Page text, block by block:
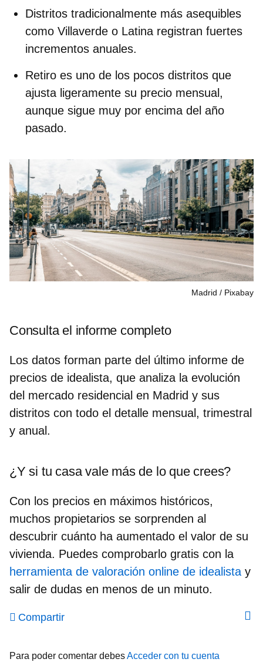
Distritos tradicionalmente más asequibles
como Villaverde o Latina registran fuertes
incrementos anuales.
Retiro es uno de los pocos distritos que
ajusta ligeramente su precio mensual,
aunque sigue muy por encima del año
pasado.
Madrid Pixabay
Consulta el informe completo
Los datos forman parte del último informe de
precios de idealista, que analiza la evolución
del mercado residencial en Madrid y sus
distritos con todo el detalle mensual, trimestral
y anual.
¿Y si tu casa vale más de lo que crees?
Con los precios en máximos históricos,
muchos propietarios se sorprenden al
descubrir cuánto ha aumentado el valor de su
vivienda. Puedes comprobarlo gratis con la
herramienta de valoración online de idealista y
salir de dudas en menos de un minuto.
Compartir
Para poder comentar debesAcceder con tu cuenta